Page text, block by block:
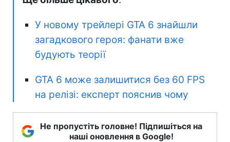
У новому трейлері GTA 6 знайшли
загадкового героя: фанати вже
будують теорії
GTA 6 може залишитися без 60 FPS
на релізі: експерт пояснив чому
Не пропустіть головне! Підпишіться на
наші оновлення в Google!